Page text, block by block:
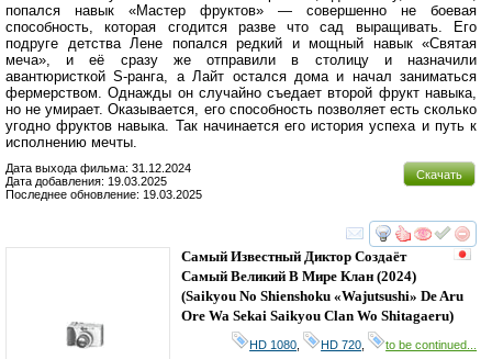
попался навык «Мастер фруктов» — совершенно не боевая
способность, которая сгодится разве что сад выращивать. Его
подруге детства Лене попался редкий и мощный навык «Святая
меча», и её сразу же отправили в столицу и назначили
авантюристкой S-ранга, а Лайт остался дома и начал заниматься
фермерством. Однажды он случайно съедает второй фрукт навыка,
но не умирает. Оказывается, его способность позволяет есть сколько
угодно фруктов навыка. Так начинается его история успеха и путь к
исполнению мечты.
Скачать
Дата выхода фильма: 31.12.2024
Дата добавления: 19.03.2025
Последнее обновление: 19.03.2025
смотреть
Самый Известный Диктор Создаёт
Самый Великий В Мире Клан (2024)
(Saikyou No Shienshoku «Wajutsushi» De Aru
Ore Wa Sekai Saikyou Clan Wo Shitagaeru)
HD 1080, HD 720, to be continued...